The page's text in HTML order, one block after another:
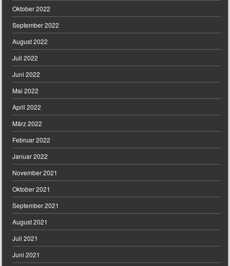
Oktober 2022
September 2022
August 2022
Juli 2022
Juni 2022
Mai 2022
April 2022
März 2022
Februar 2022
Januar 2022
November 2021
Oktober 2021
September 2021
August 2021
Juli 2021
Juni 2021